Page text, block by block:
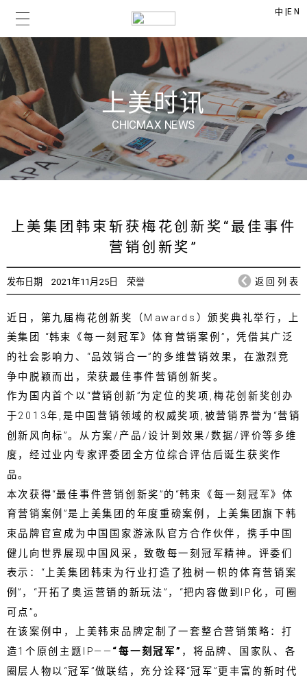
中 |EN
上美时讯
CHICMAX NEWS
上美集团韩束斩获梅花创新奖“最佳事件
营销创新奖”
发布日期 2021年11月25日 荣誉 返回列表
近日，第九届梅花创新奖（Mawards）颁奖典礼举行，上
美集团 “韩束《每一刻冠军》体育营销案例”，凭借其广泛
的社会影响力、“品效销合一”的多维营销效果，在激烈竞
争中脱颖而出，荣获最佳事件营销创新奖。
作为国内首个以“营销创新”为定位的奖项,梅花创新奖创办
于2013年,是中国营销领域的权威奖项,被营销界誉为“营销
创新风向标”。从方案/产品/设计到效果/数据/评价等多维
度，经过业内专家评委团全方位综合评估后诞生获奖作
品。
本次获得“最佳事件营销创新奖”的“韩束《每一刻冠军》体
育营销案例”是上美集团的年度重磅案例，上美集团旗下韩
束品牌官宣成为中国国家游泳队官方合作伙伴，携手中国
健儿向世界展现中国风采，致敬每一刻冠军精神。评委们
表示：“上美集团韩束为行业打造了独树一帜的体育营销案
例”，“开拓了奥运营销的新玩法”，“把内容做到IP化，可圈
可点”。
在该案例中，上美韩束品牌定制了一套整合营销策略：打
造1个原创主题IP——“每一刻冠军” ，将品牌、国家队、各
圈层人物以“冠军”做联结，充分诠释“冠军”更丰富的新时代